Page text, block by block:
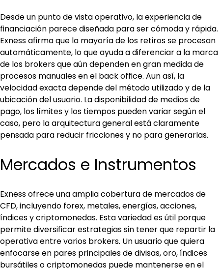
Desde un punto de vista operativo, la experiencia de
financiación parece diseñada para ser cómoda y rápida.
Exness afirma que la mayoría de los retiros se procesan
automáticamente, lo que ayuda a diferenciar a la marca
de los brokers que aún dependen en gran medida de
procesos manuales en el back office. Aun así, la
velocidad exacta depende del método utilizado y de la
ubicación del usuario. La disponibilidad de medios de
pago, los límites y los tiempos pueden variar según el
caso, pero la arquitectura general está claramente
pensada para reducir fricciones y no para generarlas.
Mercados e Instrumentos
Exness ofrece una amplia cobertura de mercados de
CFD, incluyendo forex, metales, energías, acciones,
índices y criptomonedas. Esta variedad es útil porque
permite diversificar estrategias sin tener que repartir la
operativa entre varios brokers. Un usuario que quiera
enfocarse en pares principales de divisas, oro, índices
bursátiles o criptomonedas puede mantenerse en el